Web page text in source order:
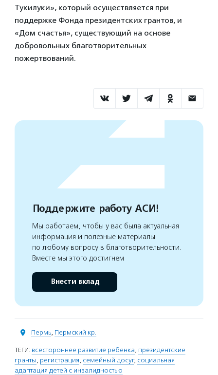
Тукилуки», который осуществляется при
поддержке Фонда президентских грантов, и
«Дом счастья», существующий на основе
добровольных благотворительных
пожертвований.
Поддержите работу АСИ!
Мы работаем, чтобы у вас была актуальная
информация и полезные материалы
по любому вопросу в благотворительности.
Вместе мы этого достигнем
Внести вклад
Пермь, Пермский кр.
ТЕГИ: всестороннее развитие ребенка, президентские
гранты, регистрация, семейный досуг, социальная
адаптация детей с инвалидностью